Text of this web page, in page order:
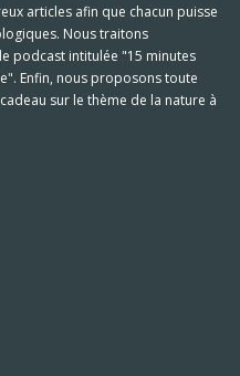
articles afin que chacun puisse
Nous traitons
podcast intitulée "15 minutes
Enfin, nous proposons toute
sur le thème de la nature à